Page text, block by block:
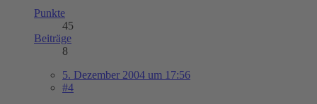
Punkte
45
Beiträge
8
5. Dezember 2004 um 17:56
#4